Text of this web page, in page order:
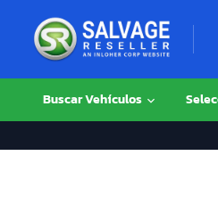
Buscar Vehículos